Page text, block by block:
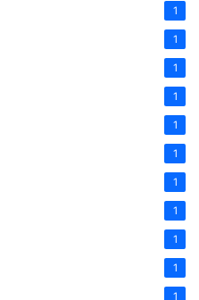
1
1
1
1
1
1
1
1
1
1
1